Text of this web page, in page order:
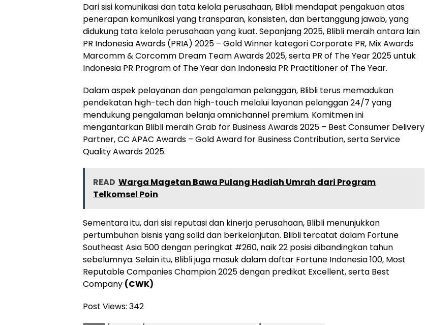
Dari sisi komunikasi dan tata kelola perusahaan, Blibli mendapat pengakuan atas
penerapan komunikasi yang transparan, konsisten, dan bertanggung jawab, yang
didukung tata kelola perusahaan yang kuat. Sepanjang 2025, Blibli meraih antara lain
PR Indonesia Awards (PRIA) 2025 – Gold Winner kategori Corporate PR, Mix Awards
Marcomm & Corcomm Dream Team Awards 2025, serta PR of The Year 2025 untuk
Indonesia PR Program of The Year dan Indonesia PR Practitioner of The Year.
Dalam aspek pelayanan dan pengalaman pelanggan, Blibli terus memadukan
pendekatan high-tech dan high-touch melalui layanan pelanggan 24/7 yang
mendukung pengalaman belanja omnichannel premium. Komitmen ini
mengantarkan Blibli meraih Grab for Business Awards 2025 – Best Consumer Delivery
Partner, CC APAC Awards – Gold Award for Business Contribution, serta Service
Quality Awards 2025.
READ Warga Magetan Bawa Pulang Hadiah Umrah dari Program
Telkomsel Poin
Sementara itu, dari sisi reputasi dan kinerja perusahaan, Blibli menunjukkan
pertumbuhan bisnis yang solid dan berkelanjutan. Blibli tercatat dalam Fortune
Southeast Asia 500 dengan peringkat #260, naik 22 posisi dibandingkan tahun
sebelumnya. Selain itu, Blibli juga masuk dalam daftar Fortune Indonesia 100, Most
Reputable Companies Champion 2025 dengan predikat Excellent, serta Best
Company (CWK)
Post Views: 342